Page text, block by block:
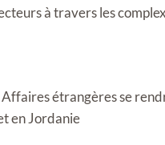
à travers les
étrangères se
en Jordanie